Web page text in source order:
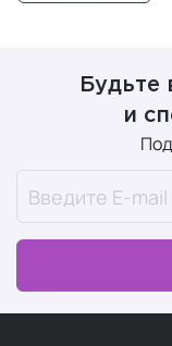
Будьте
и